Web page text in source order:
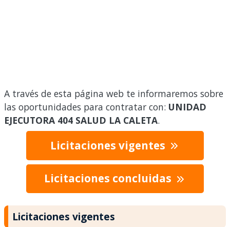
A través de esta página web te informaremos sobre
las oportunidades para contratar con: UNIDAD
EJECUTORA 404 SALUD LA CALETA.
Licitaciones vigentes
Licitaciones concluidas
Licitaciones vigentes